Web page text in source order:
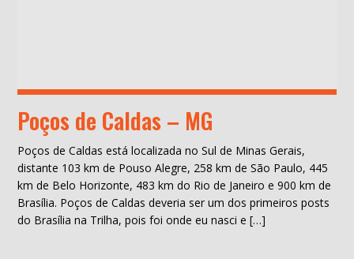
Poços de Caldas – MG
Poços de Caldas está localizada no Sul de Minas Gerais,
distante 103 km de Pouso Alegre, 258 km de São Paulo, 445
km de Belo Horizonte, 483 km do Rio de Janeiro e 900 km de
Brasília. Poços de Caldas deveria ser um dos primeiros posts
do Brasília na Trilha, pois foi onde eu nasci e […]